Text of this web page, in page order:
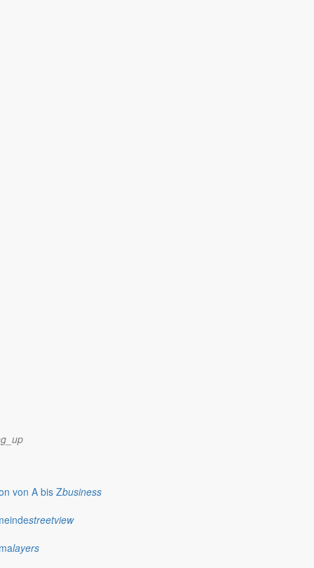
von A bis Zbusiness
streetview
layers